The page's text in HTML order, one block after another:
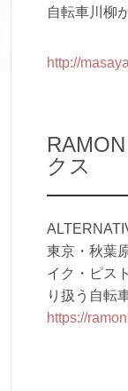
自転車川柳
http://
クス
東京・秋葉
イク・ピス
り扱う自転
https://